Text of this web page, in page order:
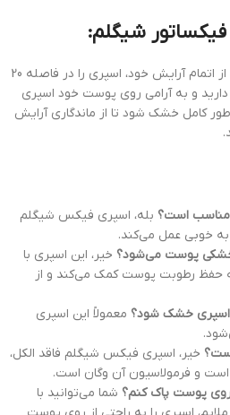
شیگلم:
برای استفاده از این اسپری، پس از اتمام آرایش خود، اسپری را در فاصله 20
دارید و به آرامی روی پوست خود اسپری
کامل خشک شود تا از ماندگاری آرایش
مناسب است؟ بله، اسپری فیکس شیگلم
خوبی عمل می‌کند.
خشکی پوست می‌شود؟ خیر، این اسپری با
حفظ رطوبت پوست کمک می‌کند و از
خشک شود؟ معمولاً این اسپری
خیر، اسپری فیکس شیگلم فاقد الکل،
است و فرمولاسیون آن وگان است.
روی پوست پاک کنم؟ شما می‌توانید با